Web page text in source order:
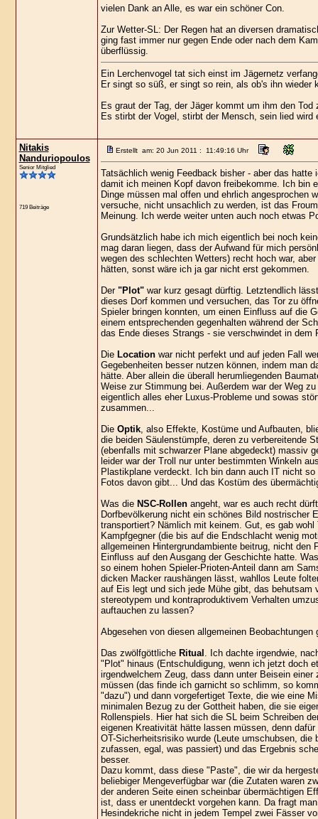
vielen Dank an Alle, es war ein schöner Con.
Zur Wetter-SL: Der Regen hat an diversen
ging fast immer nur gegen Ende oder nach dem
überflüssig.
Ein Lerchenvogel tat sich einst im Jägernetz
Er singt so süß, er singt so rein, als ob's ihn wieder
Es graut der Tag, der Jäger kommt um ihm den Tod
Es stirbt der Vogel, stirbt der Mensch, sein lied wird
Nitakis
Nanduriopoulos
Senior Mitglied
719 Beiträge
Erstellt am: 20 Jun 2011 : 11:49:16 Uhr
Tatsächlich wenig Feedback bisher - aber das
damit ich meinen Kopf davon freibekomme. Ich bin
Dinge müssen mal offen und ehrlich angesprochen
versuche, nicht unsachlich zu werden, ist das
Meinung. Ich werde weiter unten auch noch etwas
Grundsätzlich habe ich mich eigentlich bei noch
mag daran liegen, dass der Aufwand für mich
wegen des schlechten Wetters) recht hoch war,
hätten, sonst wäre ich ja gar nicht erst gekommen.
Der "Plot"war kurz gesagt dürftig. Letztendlich
dieses Dorf kommen und versuchen, das Tor zu
Spieler bringen konnten, um einen Einfluss auf die
einem entsprechenden gegenhalten während der
das Ende dieses Strangs - sie verschwindet in
Die Locationwar nicht perfekt und auf jeden Fall
Gegebenheiten besser nutzen können, indem man
hätte. Aber allein die überall herumliegenden
Weise zur Stimmung bei. Außerdem war der Weg
eigentlich alles eher Luxus-Probleme und sowas
zusammen...
Die Optik, also Effekte, Kostüme und Aufbauten,
die beiden Säulenstümpfe, deren zu verbereitende
(ebenfalls mit schwarzer Plane abgedeckt) massiv
leider war der Troll nur unter bestimmten Winkeln
Plastikplane verdeckt. Ich bin dann auch IT nicht
Fotos davon gibt... Und das Kostüm des
Was die NSC-Rollenangeht, war es auch recht
Dorfbevölkerung nicht ein schönes Bild nostrischer
transportiert? Nämlich mit keinem. Gut, es gab
Kampfgegner (die bis auf die Endschlacht wenig
allgemeinen Hintergrundambiente beitrug, nicht
Einfluss auf den Ausgang der Geschichte hatte.
so einem hohen Spieler-Prioten-Anteil dann am
dicken Macker raushängen lässt, wahllos Leute
auf Eis legt und sich jede Mühe gibt, das behutsam
stereotypem und kontraproduktivem Verhalten
auftauchen zu lassen?
Abgesehen von diesen allgemeinen
Das zwölfgöttliche Ritual . Ich dachte irgendwie,
"Plot" hinaus (Entschuldigung, wenn ich jetzt doch
irgendwelchem Zeug, dass dann unter Beisein
müssen (das finde ich garnicht so schlimm, so
"dazu") und dann vorgefertiget Texte, die wie eine
minimalen Bezug zu der Gottheit haben, die sie
Rollenspiels. Hier hat sich die SL beim Schreiben
eigenen Kreativität hätte lassen müssen, denn
OT-Sicherheitsrisiko wurde (Leute umschubsen,
zufassen, egal, was passiert) und das Ergebnis
besser.
Dazu kommt, dass diese "Paste", die wir da
beliebiger Mengeverfügbar war (die Zutaten waren
der anderen Seite einen scheinbar übermächtigen
ist, dass er unentdeckt vorgehen kann. Da fragt
Hesindekriche nicht in jedem Tempel zwei Fässer